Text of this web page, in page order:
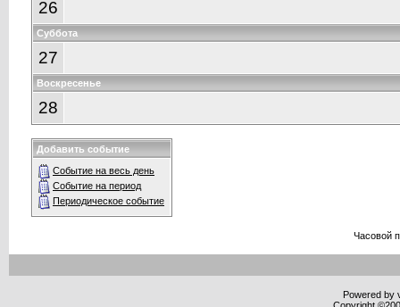
26
Суббота
27
Воскресенье
28
Добавить событие
Событие на весь день
Событие на период
Периодическое событие
Часовой
Powered by